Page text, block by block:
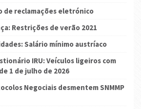
de reclamações eletrónico
Restrições de verão 2021
Salário mínimo austríaco
IRU: Veículos ligeiros com
1 de julho de 2026
Negociais desmentem SNMMP